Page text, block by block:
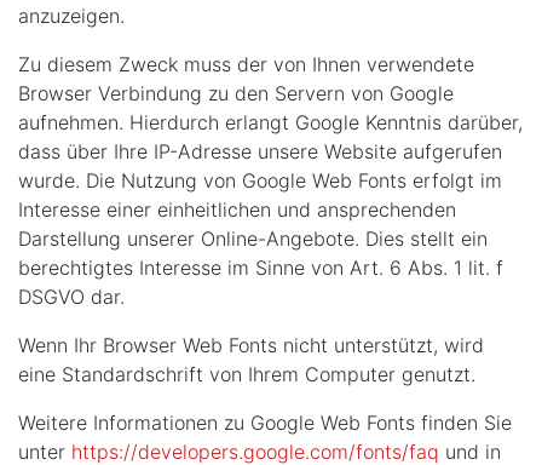
anzuzeigen.
Zu diesem Zweck muss der von Ihnen verwendete
Browser Verbindung zu den Servern von Google
aufnehmen. Hierdurch erlangt Google Kenntnis darüber,
dass über Ihre IP-Adresse unsere Website aufgerufen
wurde. Die Nutzung von Google Web Fonts erfolgt im
Interesse einer einheitlichen und ansprechenden
Darstellung unserer Online-Angebote. Dies stellt ein
berechtigtes Interesse im Sinne von Art. 6 Abs. 1 lit. f
DSGVO dar.
Wenn Ihr Browser Web Fonts nicht unterstützt, wird
eine Standardschrift von Ihrem Computer genutzt.
Weitere Informationen zu Google Web Fonts finden Sie
unter https://developers.google.com/fonts/faq und in